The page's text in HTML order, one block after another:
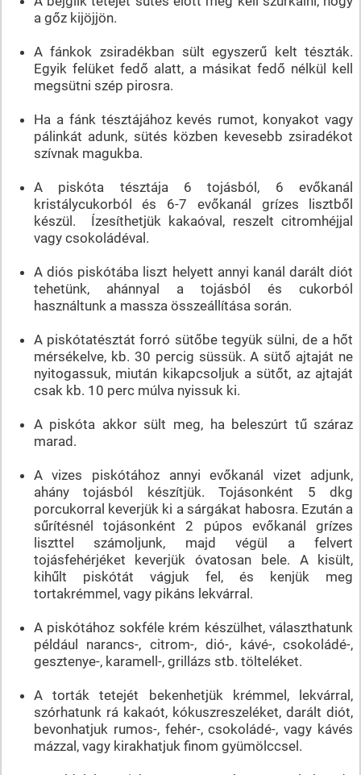
a gőz kijöjjön.
A fánkok zsiradékban sült egyszerű kelt tészták.
Egyik felüket fedő alatt, a másikat fedő nélkül kell
megsütni szép pirosra.
Ha a fánk tésztájához kevés rumot, konyakot vagy
pálinkát adunk, sütés közben kevesebb zsiradékot
szívnak magukba.
A piskóta tésztája 6 tojásból, 6 evőkanál
kristálycukorból és 6-7 evőkanál grízes lisztből
készül. Ízesíthetjük kakaóval, reszelt citromhéjjal
vagy csokoládéval.
A diós piskótába liszt helyett annyi kanál darált diót
tehetünk, ahánnyal a tojásból és cukorból
használtunk a massza összeállítása során.
A piskótatésztát forró sütőbe tegyük sülni, de a hőt
mérsékelve, kb. 30 percig süssük. A sütő ajtaját ne
nyitogassuk, miután kikapcsoljuk a sütőt, az ajtaját
csak kb. 10 perc múlva nyissuk ki.
A piskóta akkor sült meg, ha beleszúrt tű száraz
marad.
A vizes piskótához annyi evőkanál vizet adjunk,
ahány tojásból készítjük. Tojásonként 5 dkg
porcukorral keverjük ki a sárgákat habosra. Ezután a
sűrítésnél tojásonként 2 púpos evőkanál grízes
liszttel számoljunk, majd végül a felvert
tojásfehérjéket keverjük óvatosan bele. A kisült,
kihűlt piskótát vágjuk fel, és kenjük meg
tortakrémmel, vagy pikáns lekvárral.
A piskótához sokféle krém készülhet, választhatunk
például narancs-, citrom-, dió-, kávé-, csokoládé-,
gesztenye-, karamell-, grillázs stb. tölteléket.
A torták tetejét bekenhetjük krémmel, lekvárral,
szórhatunk rá kakaót, kókuszreszeléket, darált diót,
bevonhatjuk rumos-, fehér-, csokoládé-, vagy kávés
mázzal, vagy kirakhatjuk finom gyümölccsel.